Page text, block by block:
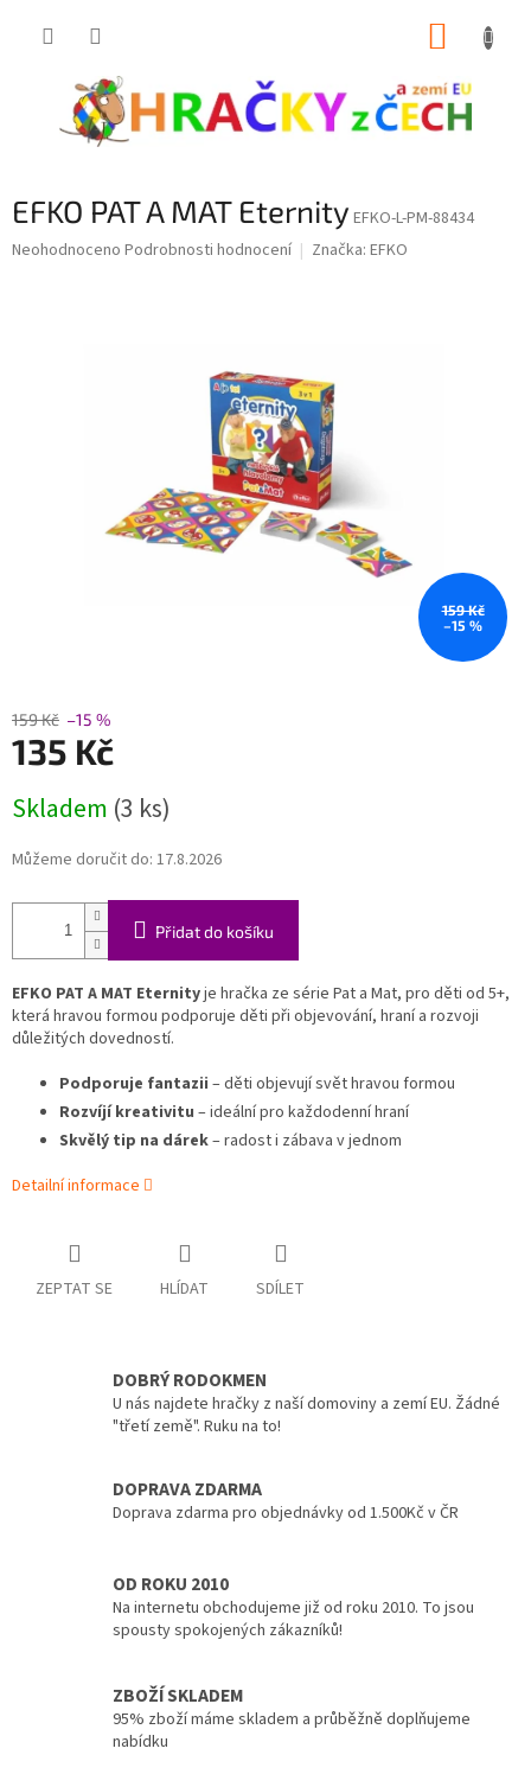
EFKO PAT A MAT Eternity EFKO-L-PM-88434
Průměrné
Neohodnoceno Podrobnosti hodnocení Značka: EFKO
159 Kč
–15 %
159 Kč –15 %
135 Kč
cena:
Skladem (3 ks)
Můžeme doručit do: 17.8.2026
Přidat do košíku
EFKO PAT A MAT Eternityje hračka ze série Pat a Mat, pro děti od 5+,
která hravou formou podporuje děti při objevování, hraní a rozvoji
důležitých dovedností.
Podporuje fantazii – děti objevují svět hravou formou
Rozvíjí kreativitu – ideální pro každodenní hraní
Skvělý tip na dárek– radost i zábava v jednom
Detailní informace
ZEPTAT SE HLÍDAT SDÍLET
DOBRÝ RODOKMEN
U nás najdete hračky z naší domoviny a zemí EU. Žádné
"třetí země". Ruku na to!
DOPRAVA ZDARMA
Doprava zdarma pro objednávky od 1.500Kč v ČR
OD ROKU 2010
Na internetu obchodujeme již od roku 2010. To jsou
spousty spokojených zákazníků!
ZBOŽÍ SKLADEM
95% zboží máme skladem a průběžně doplňujeme
nabídku